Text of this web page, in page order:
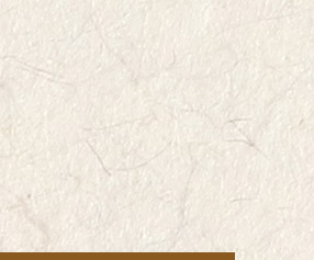
店「真
社シ
・コーポレーシ
季節のメニュー